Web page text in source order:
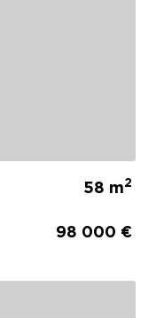
58 m2
98 000 €